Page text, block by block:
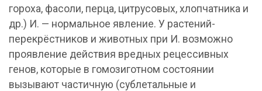
гороха, фасоли, перца, цитрусовых, хлопчатника и
др.) И. — нормальное явление. У растений-
перекрёстников и животных при И. возможно
проявление действия вредных рецессивных
генов, которые в гомозиготном состоянии
вызывают частичную (сублетальные и